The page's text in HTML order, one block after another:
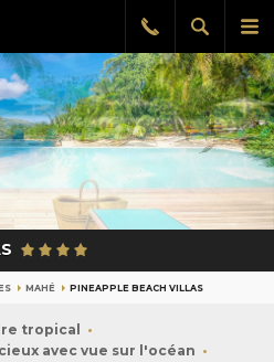
le
Afficher
la
Rappel
gratuit
MAHÉ PINEAPPLE BEACH VILLAS
tropical
avec vue sur l'océan